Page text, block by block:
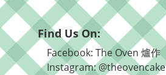
Find Us On:
Facebook: The Oven 爐作
Instagram: @theovencake